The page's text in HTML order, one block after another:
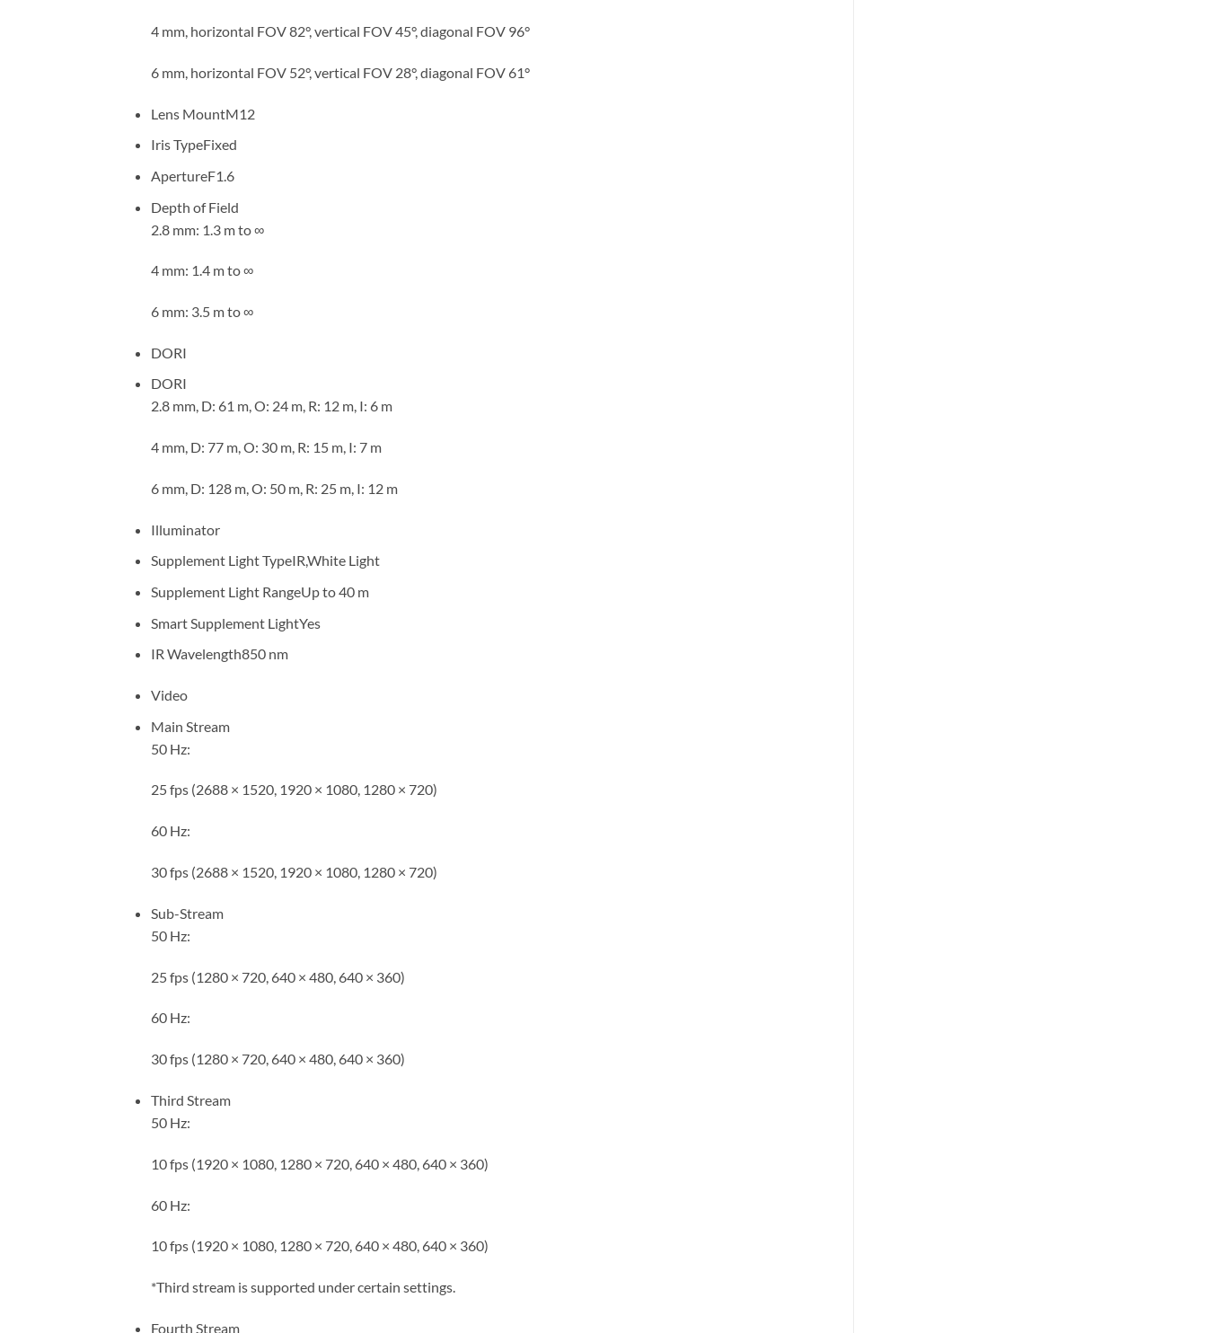
4 mm, horizontal FOV 82°, vertical FOV 45°, diagonal FOV 96°
6 mm, horizontal FOV 52°, vertical FOV 28°, diagonal FOV 61°
Lens MountM12
Iris TypeFixed
ApertureF1.6
Depth of Field
2.8 mm: 1.3 m to ∞
4 mm: 1.4 m to ∞
6 mm: 3.5 m to ∞
DORI
DORI
2.8 mm, D: 61 m, O: 24 m, R: 12 m, I: 6 m
4 mm, D: 77 m, O: 30 m, R: 15 m, I: 7 m
6 mm, D: 128 m, O: 50 m, R: 25 m, I: 12 m
Illuminator
Supplement Light TypeIR,White Light
Supplement Light RangeUp to 40 m
Smart Supplement LightYes
IR Wavelength850 nm
Video
Main Stream
50 Hz:
25 fps (2688 × 1520, 1920 × 1080, 1280 × 720)
60 Hz:
30 fps (2688 × 1520, 1920 × 1080, 1280 × 720)
Sub-Stream
50 Hz:
25 fps (1280 × 720, 640 × 480, 640 × 360)
60 Hz:
30 fps (1280 × 720, 640 × 480, 640 × 360)
Third Stream
50 Hz:
10 fps (1920 × 1080, 1280 × 720, 640 × 480, 640 × 360)
60 Hz:
10 fps (1920 × 1080, 1280 × 720, 640 × 480, 640 × 360)
*Third stream is supported under certain settings.
Fourth Stream